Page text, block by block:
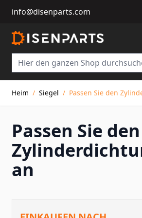
info@disenparts.com
Heim / Siegel / Passen Sie den
Passen Sie den
an